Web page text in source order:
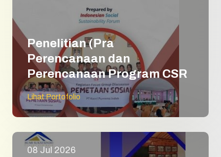
Penelitian (Pra
Perencanaan dan
Perencanaan Program CSR
Lihat Portofolio
08 Jul 2026